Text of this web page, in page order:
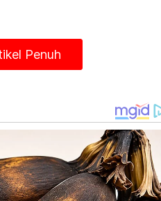
Chen Wei sebagai
memberi kelegaan
Penuh